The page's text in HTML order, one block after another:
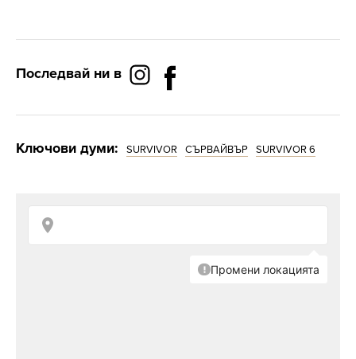
Последвай ни в
Ключови думи: SURVIVOR СЪРВАЙВЪР SURVIVOR 6